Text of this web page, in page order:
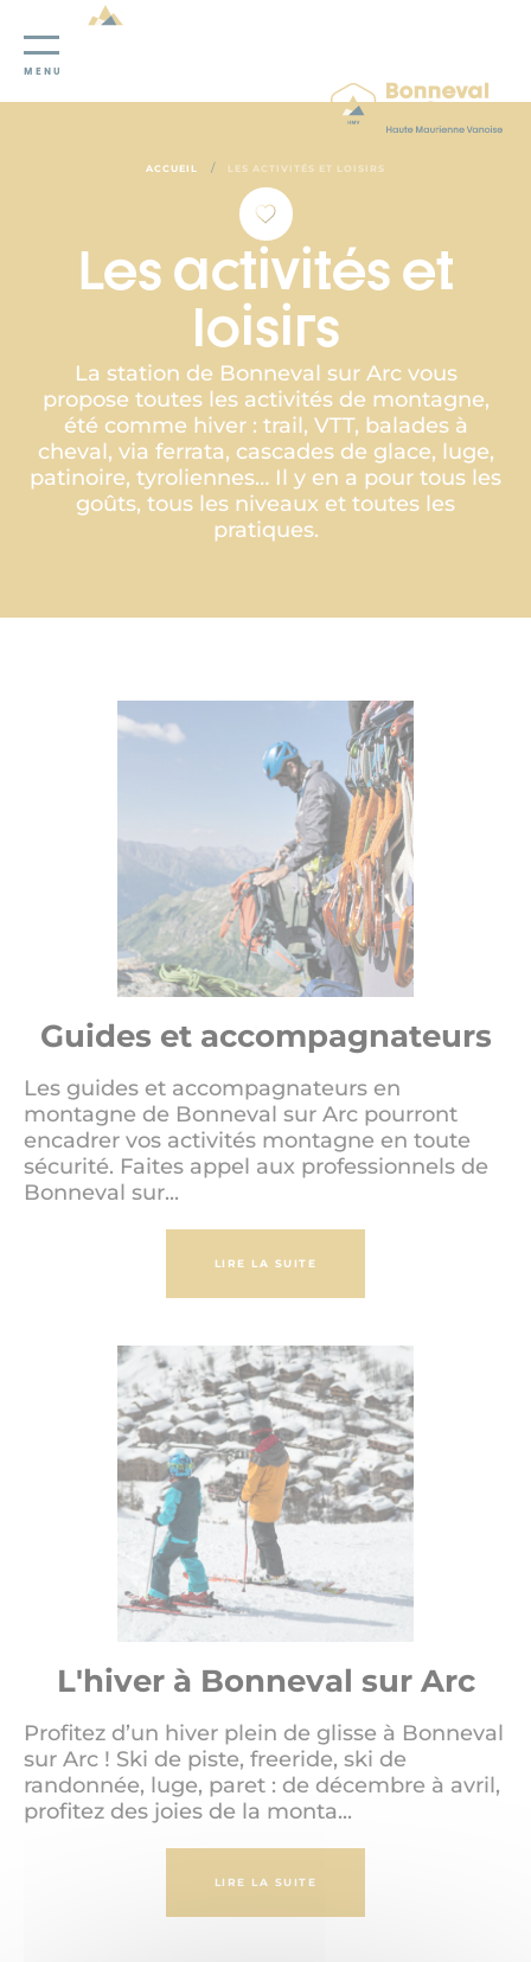
Panneau de gestion des cookies
MENU
ACCUEIL / LES ACTIVITÉS ET LOISIRS
Les activités et
loisirs
La station de Bonneval sur Arc vous
propose toutes les activités de montagne,
été comme hiver : trail, VTT, balades à
cheval, via ferrata, cascades de glace, luge,
patinoire, tyroliennes… Il y en a pour tous les
goûts, tous les niveaux et toutes les
pratiques.
Guides et accompagnateurs
Les guides et accompagnateurs en
montagne de Bonneval sur Arc pourront
encadrer vos activités montagne en toute
sécurité. Faites appel aux professionnels de
Bonneval sur...
LIRE LA SUITE
L'hiver à Bonneval sur Arc
Profitez d’un hiver plein de glisse à Bonneval
sur Arc ! Ski de piste, freeride, ski de
randonnée, luge, paret : de décembre à avril,
profitez des joies de la monta...
LIRE LA SUITE